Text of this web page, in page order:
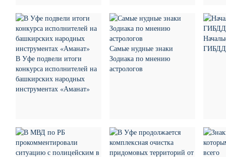
В Уфе подвели итоги
конкурса исполнителей на
башкирских народных
инструментах «Аманат»
Самые нудные знаки
Зодиака по мнению
астрологов
ГИБДД